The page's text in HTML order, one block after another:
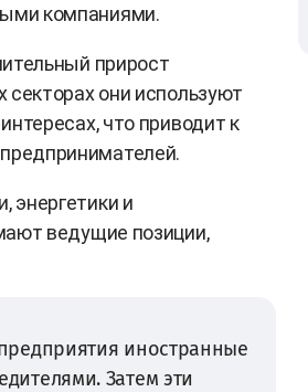
компаниями.
прирост
они используют
что приводит к
энергетики и
ведущие позиции,
иностранные
Затем эти